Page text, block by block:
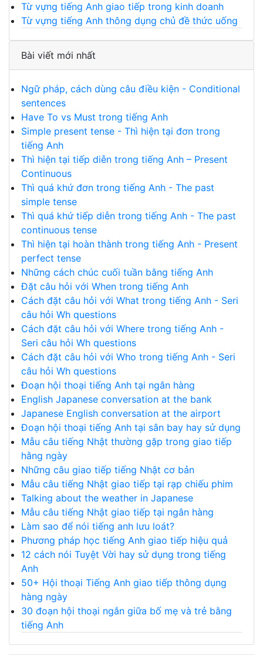
Từ vựng tiếng Anh giao tiếp trong kinh doanh
Từ vựng tiếng Anh thông dụng chủ đề thức uống
Bài viết mới nhất
Ngữ pháp, cách dùng câu điều kiện - Conditional
sentences
Have To vs Must trong tiếng Anh
Simple present tense - Thì hiện tại đơn trong
tiếng Anh
Thì hiện tại tiếp diễn trong tiếng Anh – Present
Continuous
Thì quá khứ đơn trong tiếng Anh - The past
simple tense
Thì quá khứ tiếp diễn trong tiếng Anh - The past
continuous tense
Thì hiện tại hoàn thành trong tiếng Anh - Present
perfect tense
Những cách chúc cuối tuần bằng tiếng Anh
Đặt câu hỏi với When trong tiếng Anh
Cách đặt câu hỏi với What trong tiếng Anh - Seri
câu hỏi Wh questions
Cách đặt câu hỏi với Where trong tiếng Anh -
Seri câu hỏi Wh questions
Cách đặt câu hỏi với Who trong tiếng Anh - Seri
câu hỏi Wh questions
Đoạn hội thoại tiếng Anh tại ngân hàng
English Japanese conversation at the bank
Japanese English conversation at the airport
Đoạn hội thoại tiếng Anh tại sân bay hay sử dụng
Mẫu câu tiếng Nhật thường gặp trong giao tiếp
hằng ngày
Những câu giao tiếp tiếng Nhật cơ bản
Mẫu câu tiếng Nhật giao tiếp tại rạp chiếu phim
Talking about the weather in Japanese
Mẫu câu tiếng Nhật giao tiếp tại ngân hàng
Làm sao để nói tiếng anh lưu loát?
Phương pháp học tiếng Anh giao tiếp hiệu quả
12 cách nói Tuyệt Vời hay sử dụng trong tiếng
Anh
50+ Hội thoại Tiếng Anh giao tiếp thông dụng
hàng ngày
30 đoạn hội thoại ngắn giữa bố mẹ và trẻ bằng
tiếng Anh